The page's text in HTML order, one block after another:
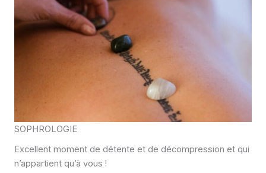
SOPHROLOGIE
Excellent moment de détente et de décompression et qui
n’appartient qu’à vous !